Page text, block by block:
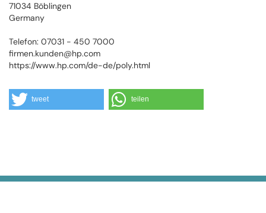
71034 Böblingen
Germany
Telefon: 07031 - 450 7000
firmen.kunden@hp.com
https://www.hp.com/de-de/poly.html
tweet teilen